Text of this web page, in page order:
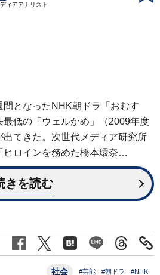
ィアアナリスト
間となったNHK朝ドラ「おむす
低の「ウェルかめ」（2009年度
てきた。次世代メディア研究所
ヒロインを務めた橋本環奈…
きを読む
社会 #芸能 #朝ドラ #NHK